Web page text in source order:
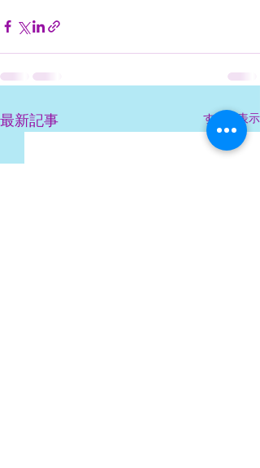
最新記事 すべて表示